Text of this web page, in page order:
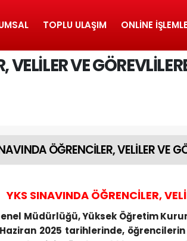
TOPLU ULAŞIM ONLINE
VE
ÖĞRENCİLER, VELİLER VE
YKS SINAVINDA ÖĞRENCİLER,
Müdürlüğü, Yüksek Öğretim
2025 tarihlerinde,